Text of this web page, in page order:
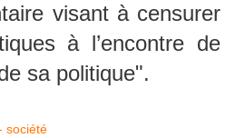
visant à censurer
à l’encontre de
sa politique".
société